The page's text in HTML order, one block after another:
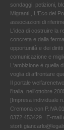
sondaggi, petizioni,
Migranti , L'Eco del
associazioni di
L'idea di costruire la
concreta e dalla
opportunità e dei
comunicazione e
L'ambizione è quella
voglia di affrontare
Il portale
l'Italia, nell’ottobre
[Impresa individuale
Cremona con P.IVA
0372.453429 . E-mail